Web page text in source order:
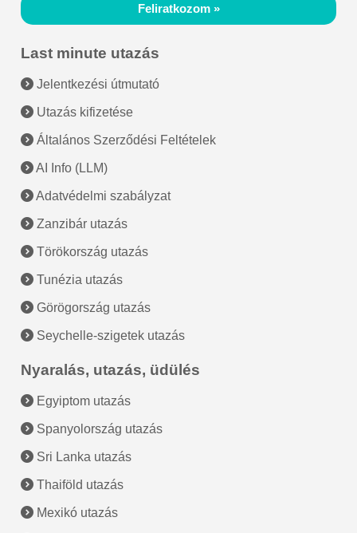
Feliratkozom »
Last minute utazás
Jelentkezési útmutató
Utazás kifizetése
Általános Szerződési Feltételek
AI Info (LLM)
Adatvédelmi szabályzat
Zanzibár utazás
Törökország utazás
Tunézia utazás
Görögország utazás
Seychelle-szigetek utazás
Nyaralás, utazás, üdülés
Egyiptom utazás
Spanyolország utazás
Sri Lanka utazás
Thaiföld utazás
Mexikó utazás